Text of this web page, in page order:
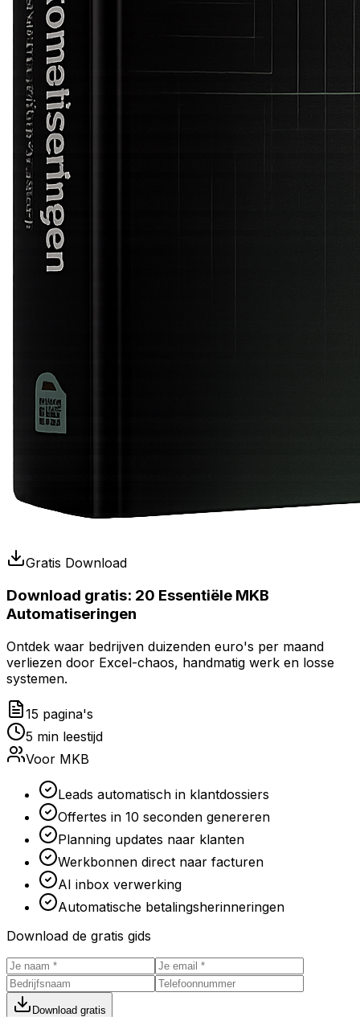
Gratis Download
Download gratis: 20 Essentiële MKB
Automatiseringen
Ontdek waar bedrijven duizenden euro's per maand
verliezen door Excel-chaos, handmatig werk en losse
systemen.
15 pagina's
5 min leestijd
Voor MKB
Leads automatisch in klantdossiers
Offertes in 10 seconden genereren
Planning updates naar klanten
Werkbonnen direct naar facturen
AI inbox verwerking
Automatische betalingsherinneringen
Download de gratis gids
Download gratis